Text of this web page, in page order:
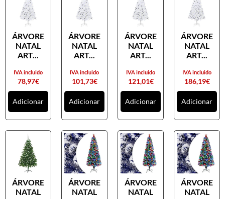
ÁRVORE
NATAL
ART...
78,97€
IVA incluido
Adicionar
ÁRVORE
NATAL
ART...
101,73€
IVA incluido
Adicionar
ÁRVORE
NATAL
ART...
121,01€
IVA incluido
Adicionar
ÁRVORE
NATAL
ART...
186,19€
IVA incluido
Adicionar
ÁRVORE
NATAL
ÁRVORE
NATAL
ÁRVORE
NATAL
ÁRVORE
NATAL